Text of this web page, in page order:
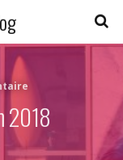
2018